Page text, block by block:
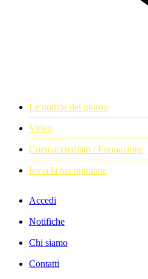
Le notizie del giorno
Video
Corsi accreditati / Formazione
Invia la tua opinione
Accedi
Notifiche
Chi siamo
Contatti